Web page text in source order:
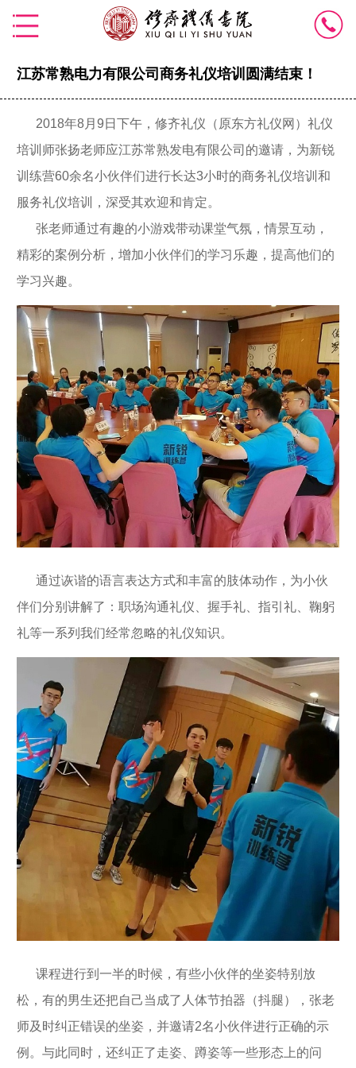
江苏常熟电力有限公司商务礼仪培训圆满结束！
2018年8月9日下午，修齐礼仪（原东方礼仪网）礼仪
培训师张扬老师应江苏常熟发电有限公司的邀请，为新锐
训练营60余名小伙伴们进行长达3小时的商务礼仪培训和
服务礼仪培训
，深受其欢迎和肯定。
张老师通过有趣的小游戏带动课堂气氛，情景互动，
精彩的案例分析，增加小伙伴们的学习乐趣，提高他们的
学习兴趣。
通过诙谐的语言表达方式和丰富的肢体动作，为小伙
伴们分别讲解了：职场沟通礼仪、握手礼、指引礼、鞠躬
礼等一系列我们经常忽略的礼仪知识。
课程进行到一半的时候，有些小伙伴的坐姿特别放
松，有的男生还把自己当成了人体节拍器（抖腿），张老
师及时纠正错误的坐姿，并邀请2名小伙伴进行正确的示
例。与此同时，还纠正了走姿、蹲姿等一些形态上的问